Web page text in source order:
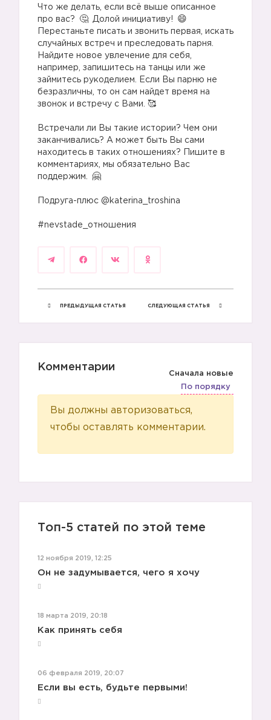
❓
💙
Что же делать, если всё выше описанное
про вас?
Долой инициативу!
Перестаньте писать и звонить первая, искать
случайных встреч и преследовать парня.
Найдите новое увлечение для себя,
например, запишитесь на танцы или же
займитесь рукоделием. Если Вы парню не
безразличны, то он сам найдет время на
звонок и встречу с Вами. 🥰
Встречали ли Вы такие истории? Чем они
заканчивались? А может быть Вы сами
находитесь в таких отношениях? Пишите в
комментариях, мы обязательно Вас
поддержим.
Подруга-плюс @katerina_troshina
#nevstade_отношения
ПРЕДЫДУЩАЯ СТАТЬЯ СЛЕДУЮЩАЯ СТАТЬЯ
Комментарии
Сначала новые
По порядку
Вы должны авторизоваться,
чтобы оставлять комментарии.
Топ-5 статей по этой теме
12 ноября 2019, 12:25
Он не задумывается, чего я хочу
18 марта 2019, 20:18
Как принять себя
06 февраля 2019, 20:07
Если вы есть, будьте первыми!